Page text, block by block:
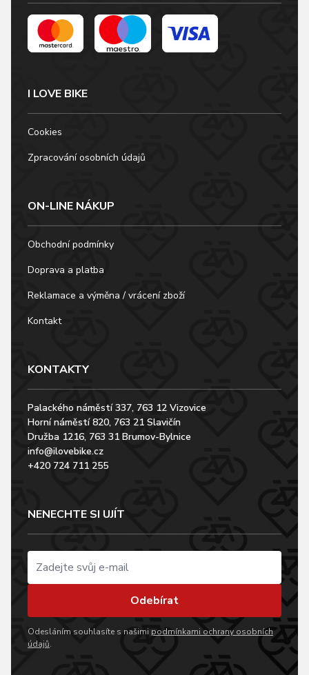
I LOVE BIKE
Cookies
Zpracování osobních údajů
ON-LINE NÁKUP
Obchodní podmínky
Doprava a platba
Reklamace a výměna / vrácení zboží
Kontakt
KONTAKTY
Palackého náměstí 337, 763 12 Vizovice
Horní náměstí 820, 763 21 Slavičín
Družba 1216, 763 31 Brumov-Bylnice
info@ilovebike.cz
+420 724 711 255
NENECHTE SI UJÍT
Odebírat
Odesláním souhlasíte s našimi podmínkami ochrany osobních
údajů.